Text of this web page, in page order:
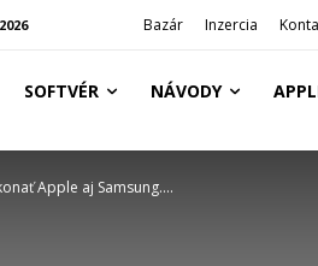
Bazár Inzercia
SOFTVÉR NÁVODY
Apple aj Samsung....